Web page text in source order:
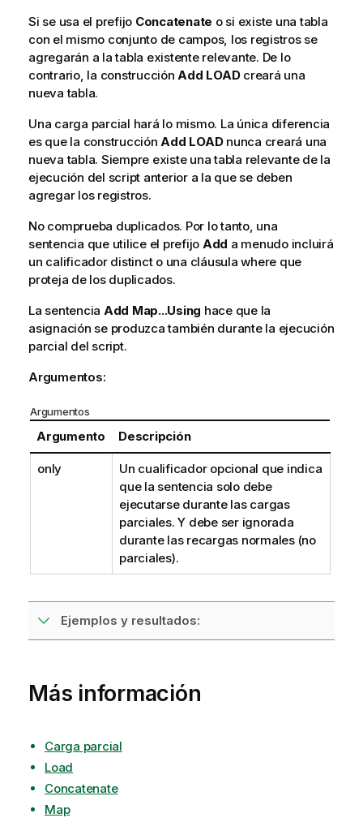
Si se usa el prefijo Concatenate o si existe una tabla
con el mismo conjunto de campos, los registros se
agregarán a la tabla existente relevante. De lo
contrario, la construcciónAdd LOADcreará una
nueva tabla.
Una carga parcial hará lo mismo. La única diferencia
es que la construcciónAdd LOADnunca creará una
nueva tabla. Siempre existe una tabla relevante de la
ejecución del script anterior a la que se deben
agregar los registros.
No comprueba duplicados. Por lo tanto, una
sentencia que utilice el prefijo Add a menudo incluirá
un calificador distinct o una cláusula where que
proteja de los duplicados.
La sentencia Add Map...Using hace que la
asignación se produzca también durante la ejecución
parcial del script.
Argumentos:
Argumentos
Argumento Descripción
only
Un cualificador opcional que indica
que la sentencia solo debe
ejecutarse durante las cargas
parciales. Y debe ser ignorada
durante las recargas normales (no
parciales).
Ejemplos y resultados:
Más información
Carga parcial
Load
Concatenate
Map